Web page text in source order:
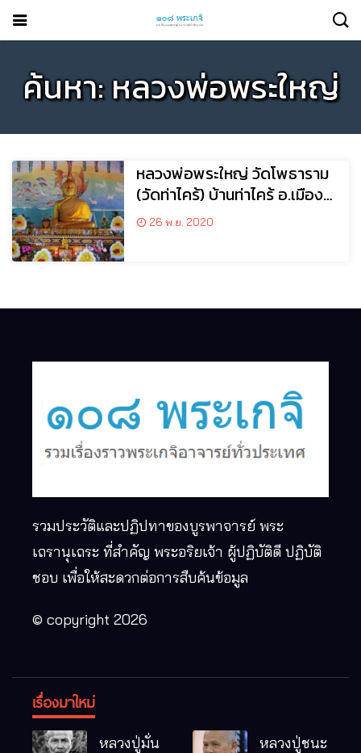
ค้นหา: หลวงพ่อพระใหญ่
หลวงพ่อพระใหญ่ วัดโพธาราม
(วัดท่าไคร้) บ้านท่าไคร้ อ.เมือง
จ.บึงกาฬ
26 พ.ย. 2020
รวมประวัติและปฏิปทาของบูรพาจารย์ พระ
เถรานุเถระ ที่สำคัญ พระอริยเจ้า ผู้ปฏิบัติดี ปฏิบัติ
ชอบ เพื่อให้สะดวกต่อการสืบค้นข้อมูล
© copyright 2026
เรื่องมาใหม่
หลวงปู่มั่น
หลวงปู่ชนะ